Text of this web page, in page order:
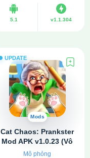
5.1 v1.1.304
UPDATE
Mods
Cat Chaos: Prankster
Mod APK v1.0.23 (Vô
hạn tiền, Không
Mô phỏng